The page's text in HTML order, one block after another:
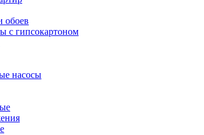
обоев
с гипсокартоном
насосы